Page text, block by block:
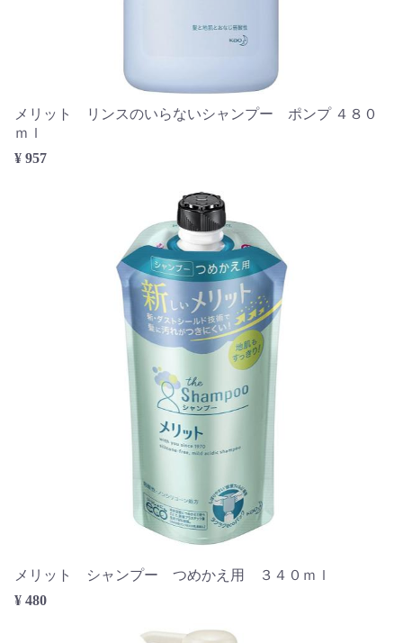
メリット リンスのいらないシャンプー ポンプ ４８０
ｍｌ
¥ 957
メリット シャンプー つめかえ用 ３４０ｍｌ
¥ 480